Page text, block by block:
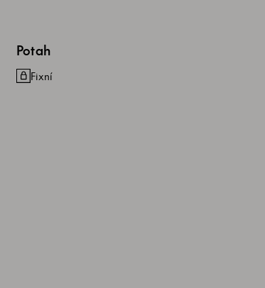
Potah
Fixní